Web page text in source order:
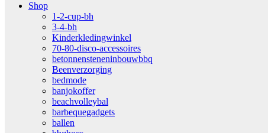
Shop
1-2-cup-bh
3-4-bh
Kinderkledingwinkel
70-80-disco-accessoires
betonnensteneninbouwbbq
Beenverzorging
bedmode
banjokoffer
beachvolleybal
barbequegadgets
ballen